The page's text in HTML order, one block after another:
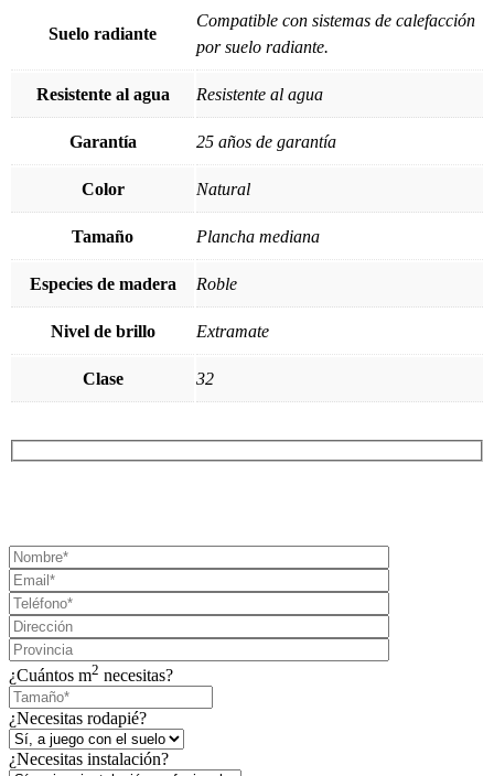
Suelo radiante
Compatible con sistemas de calefacción
por suelo radiante.
Resistente al agua Resistente al agua
Garantía 25 años de garantía
Color Natural
Tamaño Plancha mediana
Especies de madera Roble
Nivel de brillo Extramate
Clase 32
¿Cuántos m2 necesitas?
¿Necesitas rodapié?
¿Necesitas instalación?